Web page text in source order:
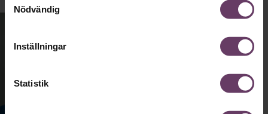
Nödvändig
Inställningar
Statistik